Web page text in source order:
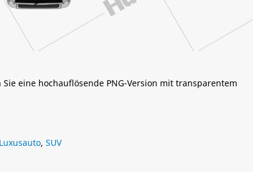
eine hochauflösende PNG-Version mit transparentem
Luxusauto, SUV